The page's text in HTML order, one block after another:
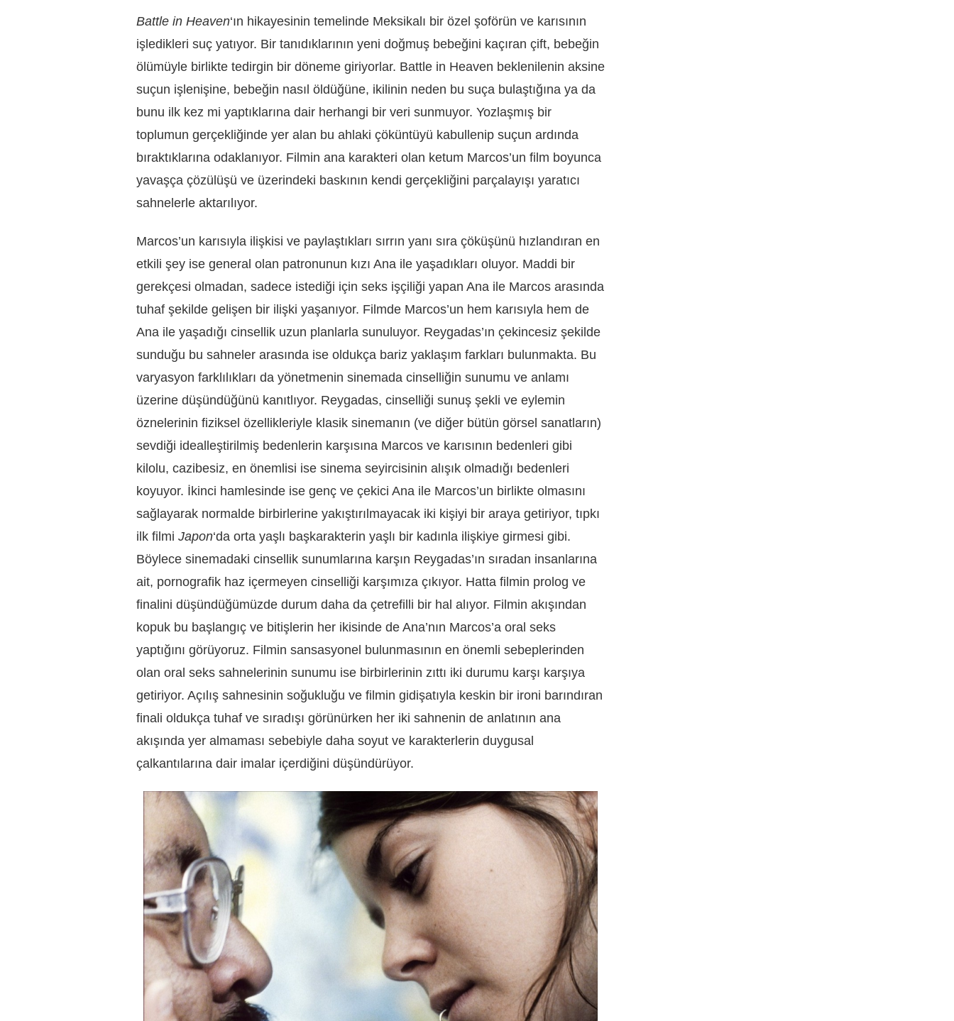
Battle in Heaven‘ın hikayesinin temelinde Meksikalı bir özel şoförün ve karısının
işledikleri suç yatıyor. Bir tanıdıklarının yeni doğmuş bebeğini kaçıran çift, bebeğin
ölümüyle birlikte tedirgin bir döneme giriyorlar. Battle in Heaven beklenilenin aksine
suçun işlenişine, bebeğin nasıl öldüğüne, ikilinin neden bu suça bulaştığına ya da
bunu ilk kez mi yaptıklarına dair herhangi bir veri sunmuyor. Yozlaşmış bir
toplumun gerçekliğinde yer alan bu ahlaki çöküntüyü kabullenip suçun ardında
bıraktıklarına odaklanıyor. Filmin ana karakteri olan ketum Marcos’un film boyunca
yavaşça çözülüşü ve üzerindeki baskının kendi gerçekliğini parçalayışı yaratıcı
sahnelerle aktarılıyor.
Marcos’un karısıyla ilişkisi ve paylaştıkları sırrın yanı sıra çöküşünü hızlandıran en
etkili şey ise general olan patronunun kızı Ana ile yaşadıkları oluyor. Maddi bir
gerekçesi olmadan, sadece istediği için seks işçiliği yapan Ana ile Marcos arasında
tuhaf şekilde gelişen bir ilişki yaşanıyor. Filmde Marcos’un hem karısıyla hem de
Ana ile yaşadığı cinsellik uzun planlarla sunuluyor. Reygadas’ın çekincesiz şekilde
sunduğu bu sahneler arasında ise oldukça bariz yaklaşım farkları bulunmakta. Bu
varyasyon farklılıkları da yönetmenin sinemada cinselliğin sunumu ve anlamı
üzerine düşündüğünü kanıtlıyor. Reygadas, cinselliği sunuş şekli ve eylemin
öznelerinin fiziksel özellikleriyle klasik sinemanın (ve diğer bütün görsel sanatların)
sevdiği idealleştirilmiş bedenlerin karşısına Marcos ve karısının bedenleri gibi
kilolu, cazibesiz, en önemlisi ise sinema seyircisinin alışık olmadığı bedenleri
koyuyor. İkinci hamlesinde ise genç ve çekici Ana ile Marcos’un birlikte olmasını
sağlayarak normalde birbirlerine yakıştırılmayacak iki kişiyi bir araya getiriyor, tıpkı
ilk filmi Japon‘da orta yaşlı başkarakterin yaşlı bir kadınla ilişkiye girmesi gibi.
Böylece sinemadaki cinsellik sunumlarına karşın Reygadas’ın sıradan insanlarına
ait, pornografik haz içermeyen cinselliği karşımıza çıkıyor. Hatta filmin prolog ve
finalini düşündüğümüzde durum daha da çetrefilli bir hal alıyor. Filmin akışından
kopuk bu başlangıç ve bitişlerin her ikisinde de Ana’nın Marcos’a oral seks
yaptığını görüyoruz. Filmin sansasyonel bulunmasının en önemli sebeplerinden
olan oral seks sahnelerinin sunumu ise birbirlerinin zıttı iki durumu karşı karşıya
getiriyor. Açılış sahnesinin soğukluğu ve filmin gidişatıyla keskin bir ironi barındıran
finali oldukça tuhaf ve sıradışı görünürken her iki sahnenin de anlatının ana
akışında yer almaması sebebiyle daha soyut ve karakterlerin duygusal
çalkantılarına dair imalar içerdiğini düşündürüyor.